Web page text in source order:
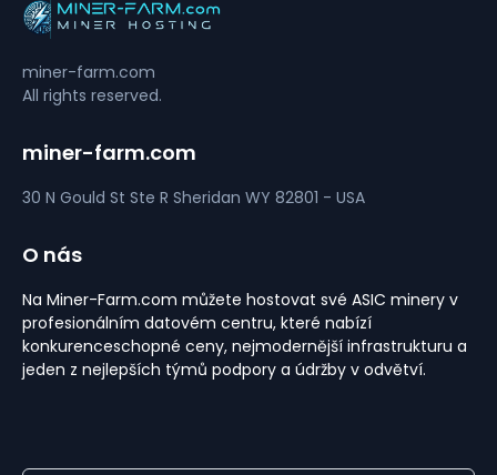
miner-farm.com
All rights reserved.
miner-farm.com
30 N Gould St Ste R Sheridan WY 82801 - USA
O nás
Na Miner-Farm.com můžete hostovat své ASIC minery v
profesionálním datovém centru, které nabízí
konkurenceschopné ceny, nejmodernější infrastrukturu a
jeden z nejlepších týmů podpory a údržby v odvětví.